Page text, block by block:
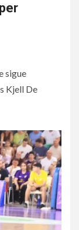
sigue
Kjell De